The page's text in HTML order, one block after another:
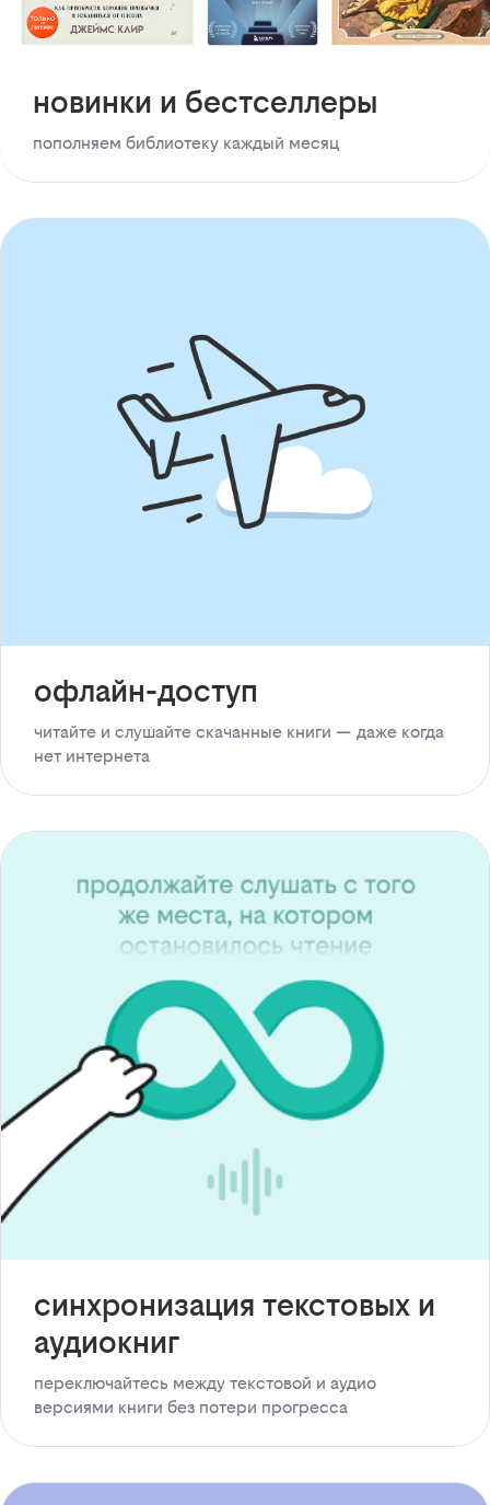
новинки и бестселлеры
пополняем библиотеку каждый месяц
офлайн-доступ
читайте и слушайте скачанные книги — даже когда
нет интернета
синхронизация текстовых и
аудиокниг
переключайтесь между текстовой и аудио
версиями книги без потери прогресса